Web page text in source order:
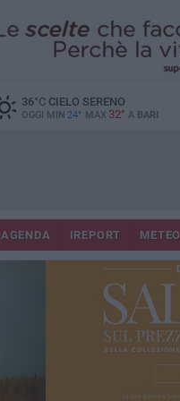
36°CCIELO SERENO
OGGI MIN 24° MAX 32° A BARI
AGENDA IREPORT METEO